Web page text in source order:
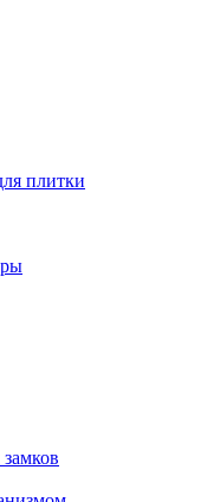
плитки